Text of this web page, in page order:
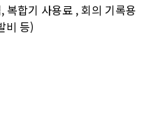
합기 사용료 , 회의 기록용
비 등)